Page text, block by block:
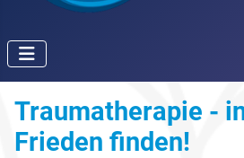
Traumatherapie -
Frieden finden!